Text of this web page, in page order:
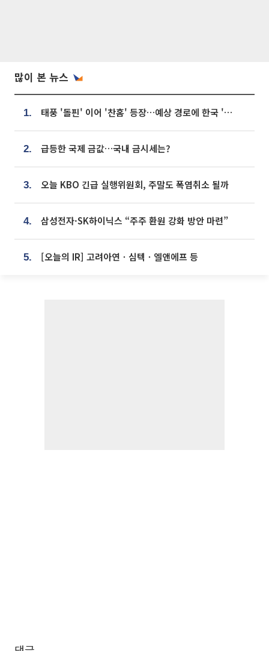
많이 본 뉴스
1. 태풍 '돌핀' 이어 '찬홈' 등장…예상 경로에 한국 '한숨'
2. 급등한 국제 금값…국내 금시세는?
3. 오늘 KBO 긴급 실행위원회, 주말도 폭염취소 될까
4. 삼성전자·SK하이닉스 “주주 환원 강화 방안 마련”
5. [오늘의 IR] 고려아연ㆍ심텍ㆍ엘앤에프 등